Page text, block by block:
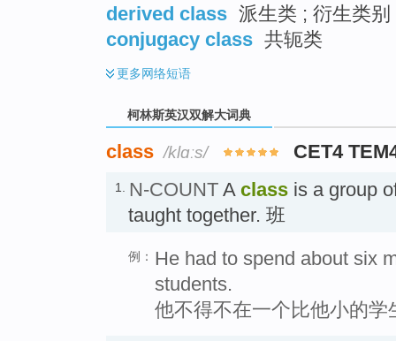
derived class 派生类 ; 衍生类别
conjugacy class 共轭类
更多网络短语
柯林斯英汉双解大词典
class /klɑːs/ CET4
1. N-COUNT A class is a group
taught together. 班
例： He had to spend about six
students.
他不得不在一个比他小的